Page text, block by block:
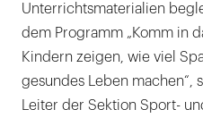
Unterrichtsmaterialien
dem Programm „Komm in
Kindern zeigen, wie viel
gesundes Leben machen“,
Leiter der Sektion Sport-